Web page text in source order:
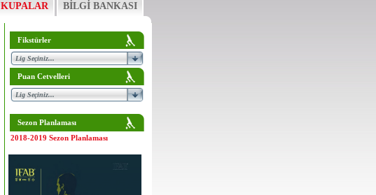
KUPALAR BİLGİ BANKASI
Fikstürler
Puan Cetvelleri
Sezon Planlaması
2018-2019 Sezon Planlaması